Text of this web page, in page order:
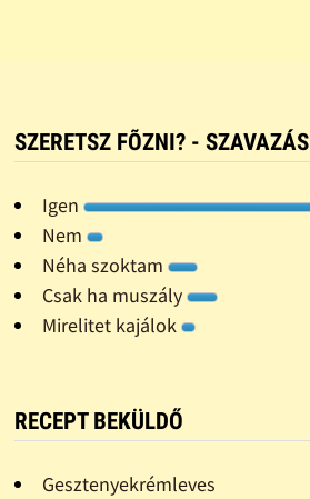
SZERETSZ FÕZNI? - SZAVAZÁS
Igen
Nem
Néha szoktam
Csak ha muszály
Mirelitet kajálok
RECEPT BEKÜLDŐ
Gesztenyekrémleves